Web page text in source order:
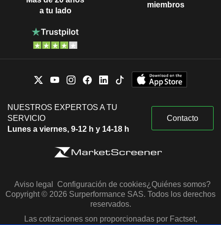
a tu lado
miembros
NUESTROS EXPERTOS A TU
SERVICIO
Lunes a viernes, 9-12 h y 14-18 h
Contacto
Aviso legal Configuración de cookies¿Quiénes somos?
Copyright © 2026 Surperformance SAS. Todos los derechos
reservados.
Las cotizaciones son proporcionadas por Factset,